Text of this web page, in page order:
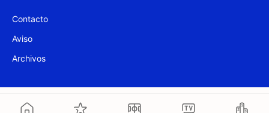
Contacto
Aviso
Archivos